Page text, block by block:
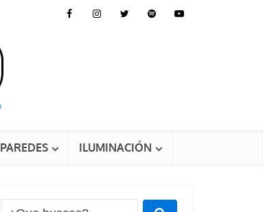
PAREDES ILUMINACIÓN